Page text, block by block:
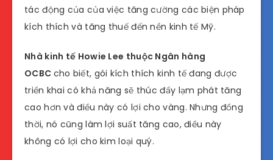
tác động của của việc tăng cường các biện pháp
kích thích và tăng thuế đến nền kinh tế Mỹ.
Nhà kinh tế Howie Lee thuộc Ngân hàng
OCBC cho biết, gói kích thích kinh tế đang được
triển khai có khả năng sẽ thúc đẩy lạm phát tăng
cao hơn và điều này có lợi cho vàng. Nhưng đồng
thời, nó cũng làm lợi suất tăng cao, điều này
không có lợi cho kim loại quý.